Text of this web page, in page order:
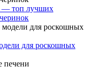
— топ лучших
для роскошных